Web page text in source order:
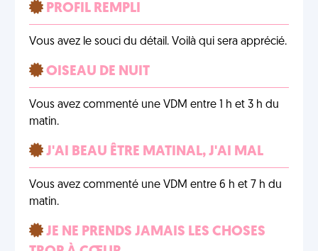
PROFIL REMPLI
Vous avez le souci du détail. Voilà qui sera apprécié.
OISEAU DE NUIT
Vous avez commenté une VDM entre 1 h et 3 h du
matin.
J'AI BEAU ÊTRE MATINAL, J'AI MAL
Vous avez commenté une VDM entre 6 h et 7 h du
matin.
JE NE PRENDS JAMAIS LES CHOSES